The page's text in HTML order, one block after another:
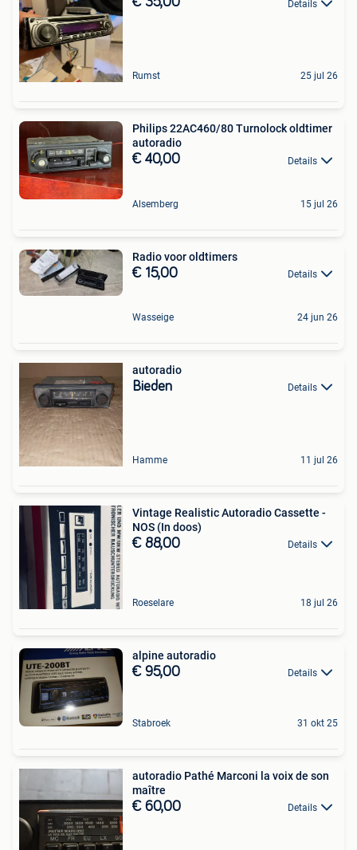
Details
Rumst 25 jul 26
Philips 22AC460/80 Turnolock oldtimer
autoradio
€ 40,00 Details
Alsemberg 15 jul 26
Radio voor oldtimers
€ 15,00 Details
Wasseige 24 jun 26
autoradio
Bieden Details
Hamme 11 jul 26
Vintage Realistic Autoradio Cassette -
NOS (In doos)
€ 88,00 Details
Roeselare 18 jul 26
alpine autoradio
€ 95,00 Details
Stabroek 31 okt 25
autoradio Pathé Marconi la voix de son
maître
€ 60,00 Details